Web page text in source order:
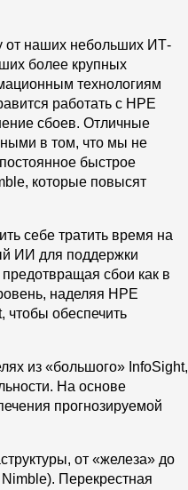
от наших небольших ИТ-
более крупных
технологиям
работать с HPE
сбоев. Отличные
в том, что мы не
быстрое
которые повысят
себе тратить время на
ИИ для поддержки
предотвращая сбои как в
наделяя HPE
чтобы обеспечить
из «большого» InfoSight,
На основе
прогнозируемой
от «железа» до
Перекрестная